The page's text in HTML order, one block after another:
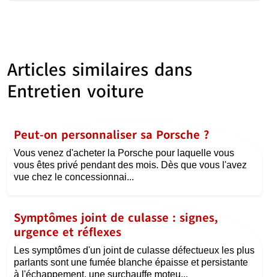
Articles similaires dans
Entretien voiture
Peut-on personnaliser sa Porsche ?
Vous venez d'acheter la Porsche pour laquelle vous
vous êtes privé pendant des mois. Dès que vous l'avez
vue chez le concessionnai...
Symptômes joint de culasse : signes,
urgence et réflexes
Les symptômes d'un joint de culasse défectueux les plus
parlants sont une fumée blanche épaisse et persistante
à l'échappement, une surchauffe moteu...